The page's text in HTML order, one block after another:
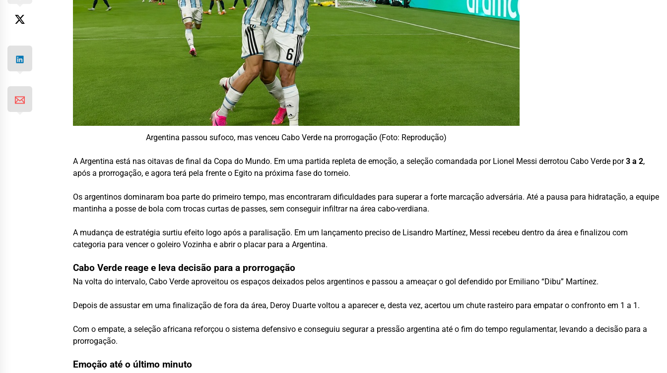
Argentina passou sufoco, mas venceu Cabo Verde na prorrogação (Foto: Reprodução)
A Argentina está nas oitavas de final da Copa do Mundo. Em uma partida repleta de emoção, a seleção comandada por Lionel Messi derrotou Cabo Verde por3 a 2,
após a prorrogação, e agora terá pela frente o Egito na próxima fase do torneio.
Os argentinos dominaram boa parte do primeiro tempo, mas encontraram dificuldades para superar a forte marcação adversária. Até a pausa para hidratação, a equipe
mantinha a posse de bola com trocas curtas de passes, sem conseguir infiltrar na área cabo-verdiana.
A mudança de estratégia surtiu efeito logo após a paralisação. Em um lançamento preciso de Lisandro Martínez, Messi recebeu dentro da área e finalizou com
categoria para vencer o goleiro Vozinha e abrir o placar para a Argentina.
Cabo Verde reage e leva decisão para a prorrogação
Na volta do intervalo, Cabo Verde aproveitou os espaços deixados pelos argentinos e passou a ameaçar o gol defendido por Emiliano “Dibu” Martínez.
Depois de assustar em uma finalização de fora da área, Deroy Duarte voltou a aparecer e, desta vez, acertou um chute rasteiro para empatar o confronto em 1 a 1.
Com o empate, a seleção africana reforçou o sistema defensivo e conseguiu segurar a pressão argentina até o fim do tempo regulamentar, levando a decisão para a
prorrogação.
Emoção até o último minuto